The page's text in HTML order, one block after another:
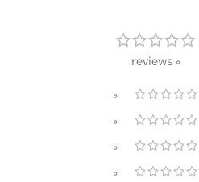
0 reviews
0
0
0
0